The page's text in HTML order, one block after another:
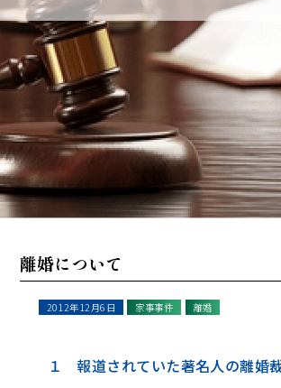
離婚について
2012年12月6日 家事事件 離婚
１ 報道されていた著名人の離婚